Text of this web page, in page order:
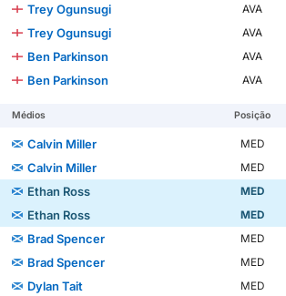
Trey Ogunsugi
AVA
Trey Ogunsugi
AVA
Ben Parkinson
AVA
Ben Parkinson
AVA
Médios Posição
Calvin Miller MED
Calvin Miller
MED
Ethan Ross
MED
Ethan Ross
MED
Brad Spencer
MED
Brad Spencer
MED
Dylan Tait
MED